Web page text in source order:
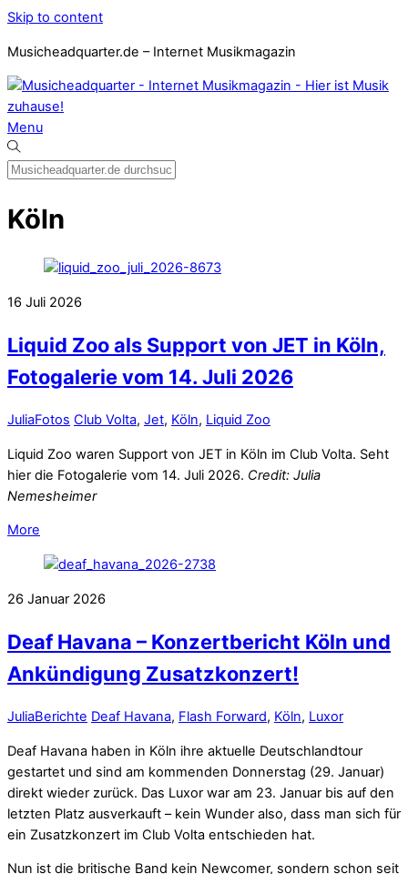
Skip to content
Musicheadquarter.de – Internet Musikmagazin
Menu
Köln
16 Juli 2026
Liquid Zoo als Support von JET in Köln,
Fotogalerie vom 14. Juli 2026
JuliaFotos Club Volta, Jet, Köln, Liquid Zoo
Liquid Zoo waren Support von JET in Köln im Club Volta. Seht
hier die Fotogalerie vom 14. Juli 2026. Credit: Julia
Nemesheimer
More
26 Januar 2026
Deaf Havana – Konzertbericht Köln und
Ankündigung Zusatzkonzert!
JuliaBerichte Deaf Havana, Flash Forward, Köln, Luxor
Deaf Havana haben in Köln ihre aktuelle Deutschlandtour
gestartet und sind am kommenden Donnerstag (29. Januar)
direkt wieder zurück. Das Luxor war am 23. Januar bis auf den
letzten Platz ausverkauft – kein Wunder also, dass man sich für
ein Zusatzkonzert im Club Volta entschieden hat.
Nun ist die britische Band kein Newcomer, sondern schon seit